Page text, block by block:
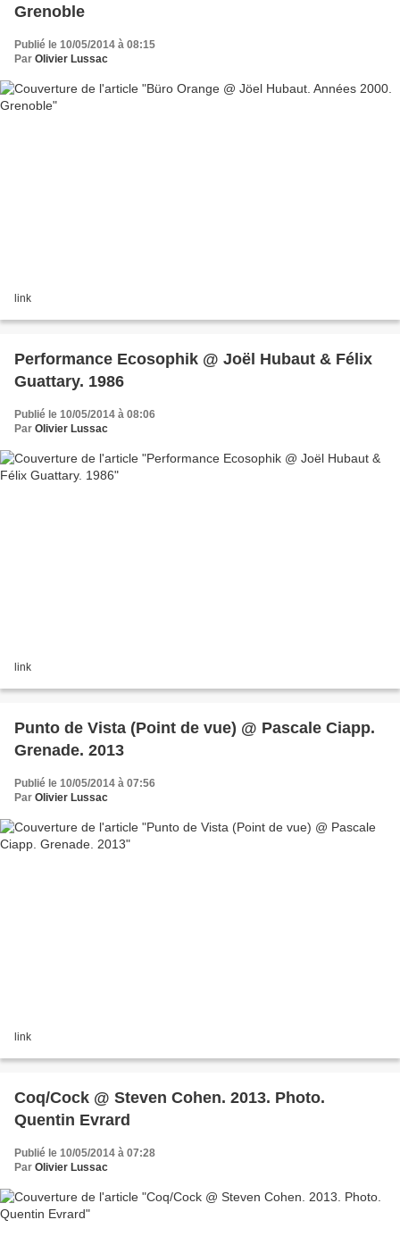
Grenoble
Publié le 10/05/2014 à 08:15
Par Olivier Lussac
link
Performance Ecosophik @ Joël Hubaut & Félix
Guattary. 1986
Publié le 10/05/2014 à 08:06
Par Olivier Lussac
link
Punto de Vista (Point de vue) @ Pascale Ciapp.
Grenade. 2013
Publié le 10/05/2014 à 07:56
Par Olivier Lussac
link
Coq/Cock @ Steven Cohen. 2013. Photo.
Quentin Evrard
Publié le 10/05/2014 à 07:28
Par Olivier Lussac